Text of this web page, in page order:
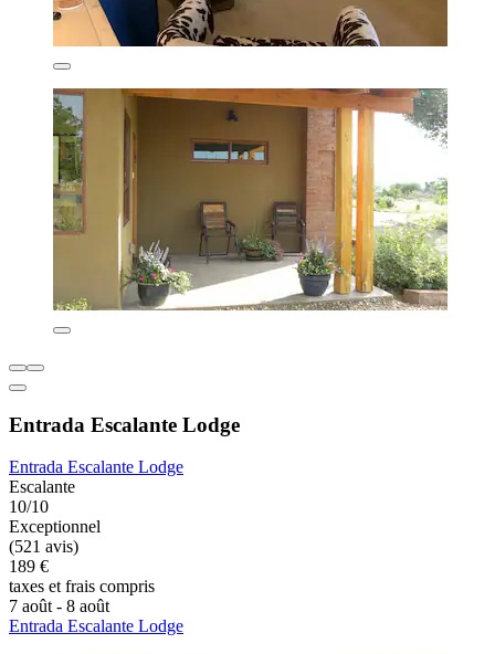
Entrada Escalante Lodge
Entrada Escalante Lodge
Escalante
10/10
Exceptionnel
(521 avis)
189 €
taxes et frais compris
7 août - 8 août
Entrada Escalante Lodge